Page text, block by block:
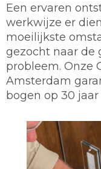
Een ervaren
werkwijze er
moeilijkste
gezocht naar de
probleem. Onze
Amsterdam
bogen op 30 jaar